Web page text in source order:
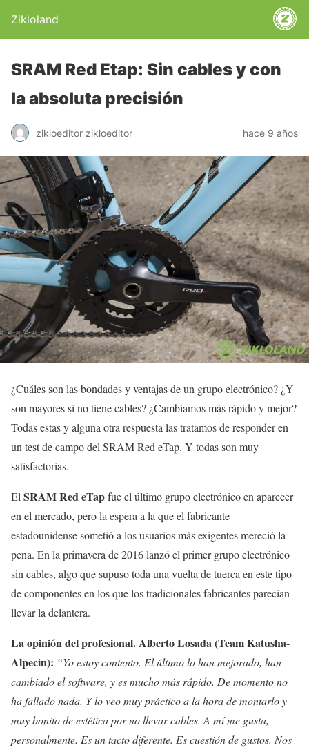
Zikloland
SRAM Red Etap: Sin cables y con
la absoluta precisión
zikloeditor zikloeditor hace 9 años
¿Cuáles son las bondades y ventajas de un grupo electrónico? ¿Y
son mayores si no tiene cables? ¿Cambiamos más rápido y mejor?
Todas estas y alguna otra respuesta las tratamos de responder en
un test de campo del SRAM Red eTap. Y todas son muy
satisfactorias.
El SRAM Red eTapfue el último grupo electrónico en aparecer
en el mercado, pero la espera a la que el fabricante
estadounidense sometió a los usuarios más exigentes mereció la
pena. En la primavera de 2016 lanzó el primer grupo electrónico
sin cables, algo que supuso toda una vuelta de tuerca en este tipo
de componentes en los que los tradicionales fabricantes parecían
llevar la delantera.
La opinión del profesional. Alberto Losada (Team Katusha-
Alpecin): “Yo estoy contento. El último lo han mejorado, han
cambiado el software, y es mucho más rápido. De momento no
ha fallado nada. Y lo veo muy práctico a la hora de montarlo y
muy bonito de estética por no llevar cables. A mí me gusta,
personalmente. Es un tacto diferente. Es cuestión de gustos. Nos